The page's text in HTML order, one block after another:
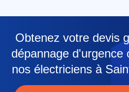
Obtenez votre devis
dépannage d'urgence
nos électriciens à